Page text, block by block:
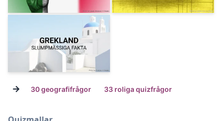
→ 30 geografifrågor 33 roliga quizfrågor